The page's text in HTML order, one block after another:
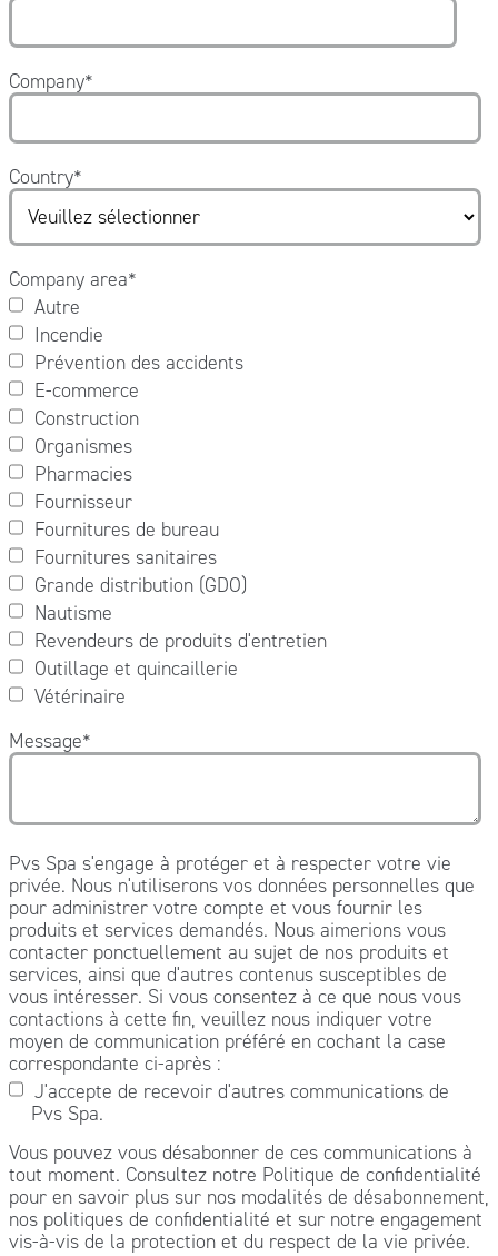
Company*
Country*
Company area*
Autre
Incendie
Prévention des accidents
E-commerce
Construction
Organismes
Pharmacies
Fournisseur
Fournitures de bureau
Fournitures sanitaires
Grande distribution (GDO)
Nautisme
Revendeurs de produits d'entretien
Outillage et quincaillerie
Vétérinaire
Message*
Pvs Spa s'engage à protéger et à respecter votre vie
privée. Nous n'utiliserons vos données personnelles que
pour administrer votre compte et vous fournir les
produits et services demandés. Nous aimerions vous
contacter ponctuellement au sujet de nos produits et
services, ainsi que d'autres contenus susceptibles de
vous intéresser. Si vous consentez à ce que nous vous
contactions à cette fin, veuillez nous indiquer votre
moyen de communication préféré en cochant la case
correspondante ci-après :
J'accepte de recevoir d'autres communications de
Pvs Spa.
Vous pouvez vous désabonner de ces communications à
tout moment. Consultez notre Politique de confidentialité
pour en savoir plus sur nos modalités de désabonnement,
nos politiques de confidentialité et sur notre engagement
vis-à-vis de la protection et du respect de la vie privée.